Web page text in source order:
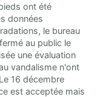
ont été
données
le bureau
au public le
une évaluation
vandalisme n'ont
16 décembre
est acceptée mais